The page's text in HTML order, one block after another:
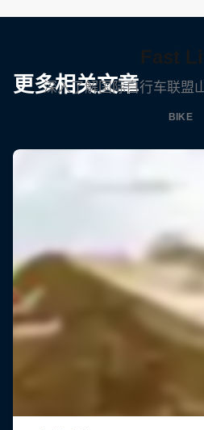
更多相关文章
Fast
深入了解国际自行车联盟
BIKE